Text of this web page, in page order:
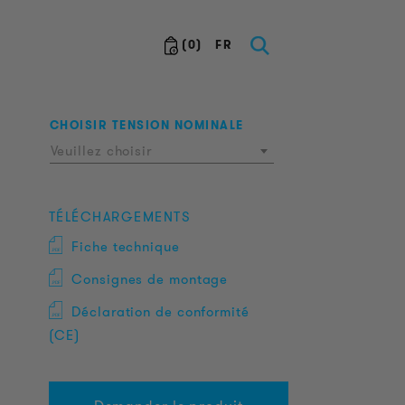
(0) FR
CHOISIR TENSION NOMINALE
Veuillez choisir
TÉLÉCHARGEMENTS
Fiche technique
Consignes de montage
Déclaration de conformité
(CE)